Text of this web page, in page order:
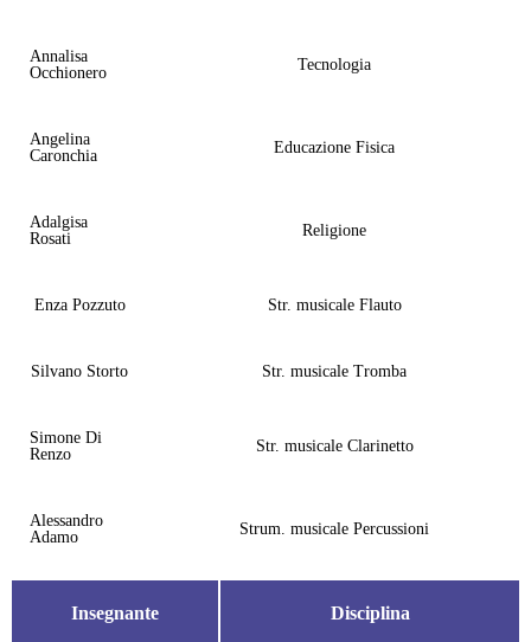
Annalisa
Occhionero
Tecnologia
Angelina
Caronchia
Educazione Fisica
Adalgisa
Rosati
Religione
Enza Pozzuto Str. musicale Flauto
Silvano Storto Str. musicale Tromba
Simone Di
Renzo
Str. musicale Clarinetto
Alessandro
Adamo
Strum. musicale Percussioni
Insegnante Disciplina